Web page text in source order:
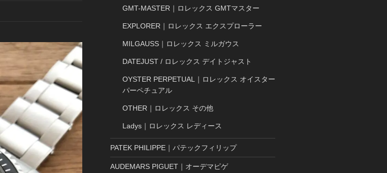
GMT-MASTER｜ロレックス GMTマスター
EXPLORER｜ロレックス エクスプローラー
MILGAUSS｜ロレックス ミルガウス
DATEJUST / ロレックス デイトジャスト
OYSTER PERPETUAL｜ロレックス オイスター
パーペチュアル
OTHER｜ロレックス その他
Ladys｜ロレックス レディース
PATEK PHILIPPE｜パテックフィリップ
AUDEMARS PIGUET｜オーデマピゲ